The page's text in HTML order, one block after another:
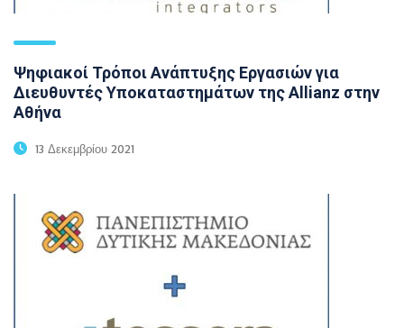
Ψηφιακοί Τρόποι Ανάπτυξης Εργασιών για
Διευθυντές Υποκαταστημάτων της Allianz στην
Αθήνα
13 Δεκεμβρίου 2021